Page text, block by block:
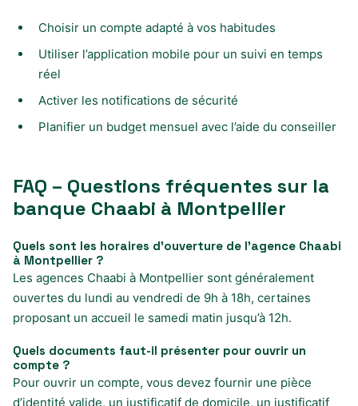
Choisir un compte adapté à vos habitudes
Utiliser l’application mobile pour un suivi en temps
réel
Activer les notifications de sécurité
Planifier un budget mensuel avec l’aide du conseiller
FAQ – Questions fréquentes sur la
banque Chaabi à Montpellier
Quels sont les horaires d’ouverture de l’agence Chaabi
à Montpellier ?
Les agences Chaabi à Montpellier sont généralement
ouvertes du lundi au vendredi de 9h à 18h, certaines
proposant un accueil le samedi matin jusqu’à 12h.
Quels documents faut-il présenter pour ouvrir un
compte ?
Pour ouvrir un compte, vous devez fournir une pièce
d’identité valide, un justificatif de domicile, un justificatif